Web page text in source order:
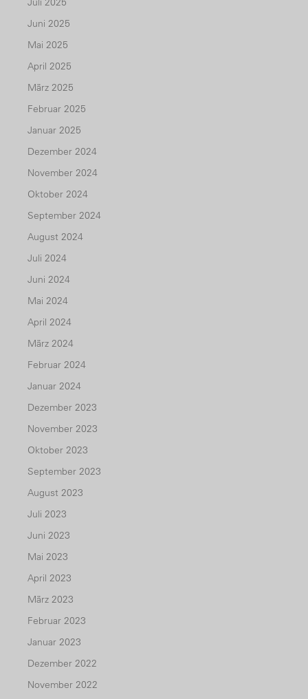
Juni 2025
Mai 2025
April 2025
März 2025
Februar 2025
Januar 2025
Dezember 2024
November 2024
Oktober 2024
September 2024
August 2024
Juli 2024
Juni 2024
Mai 2024
April 2024
März 2024
Februar 2024
Januar 2024
Dezember 2023
November 2023
Oktober 2023
September 2023
August 2023
Juli 2023
Juni 2023
Mai 2023
April 2023
März 2023
Februar 2023
Januar 2023
Dezember 2022
November 2022